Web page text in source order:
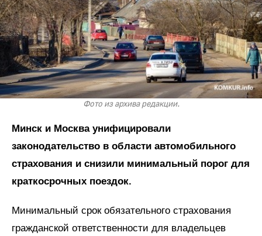
Фото из архива редакции.
Минск и Москва унифицировали
законодательство в области автомобильного
страхования и снизили минимальный порог для
краткосрочных поездок.
Минимальный срок обязательного страхования
гражданской ответственности для владельцев